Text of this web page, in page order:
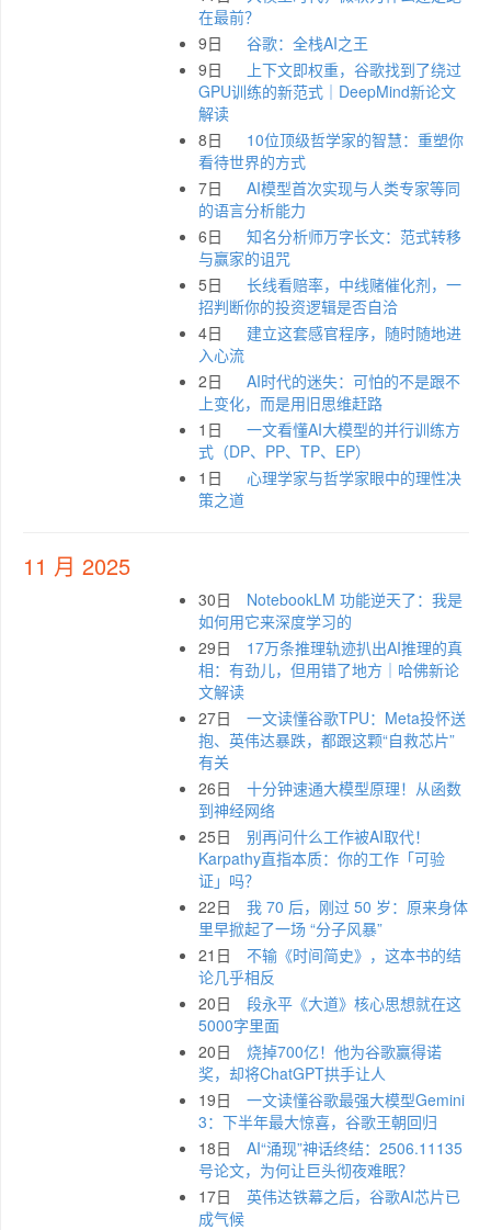
在最前？
9日
谷歌：全栈AI之王
9日
上下文即权重，谷歌找到了绕过
GPU训练的新范式｜DeepMind新论文
解读
8日
10位顶级哲学家的智慧：重塑你
看待世界的方式
7日
AI模型首次实现与人类专家等同
的语言分析能力
6日
知名分析师万字长文：范式转移
与赢家的诅咒
5日
长线看赔率，中线赌催化剂，一
招判断你的投资逻辑是否自洽
4日
建立这套感官程序，随时随地进
入心流
2日
AI时代的迷失：可怕的不是跟不
上变化，而是用旧思维赶路
1日
一文看懂AI大模型的并行训练方
式（DP、PP、TP、EP）
1日
心理学家与哲学家眼中的理性决
策之道
11 月 2025
30日
NotebookLM 功能逆天了：我是
如何用它来深度学习的
29日
17万条推理轨迹扒出AI推理的真
相：有劲儿，但用错了地方｜哈佛新论
文解读
27日
一文读懂谷歌TPU：Meta投怀送
抱、英伟达暴跌，都跟这颗“自救芯片”
有关
26日
十分钟速通大模型原理！从函数
到神经网络
25日
别再问什么工作被AI取代！
Karpathy直指本质：你的工作「可验
证」吗？
22日
我 70 后，刚过 50 岁：原来身体
里早掀起了一场 “分子风暴”
21日
不输《时间简史》，这本书的结
论几乎相反
20日
段永平《大道》核心思想就在这
5000字里面
20日
烧掉700亿！他为谷歌赢得诺
奖，却将ChatGPT拱手让人
19日
一文读懂谷歌最强大模型Gemini
3：下半年最大惊喜，谷歌王朝回归
18日
AI“涌现”神话终结：2506.11135
号论文，为何让巨头彻夜难眠？
17日
英伟达铁幕之后，谷歌AI芯片已
成气候